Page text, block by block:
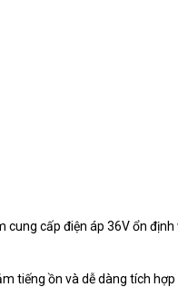
cấp điện áp 36V ổn
tiếng ồn và dễ dàng tích